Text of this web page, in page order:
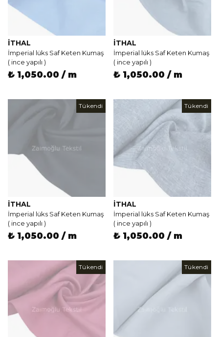
İTHAL
İmperial lüks Saf Keten Kumaş
( ince yapılı )
₺ 1,050.00 / m
İTHAL
İmperial lüks Saf Keten Kumaş
( ince yapılı )
₺ 1,050.00 / m
Tükendi
İTHAL
İmperial lüks Saf Keten Kumaş
( ince yapılı )
₺ 1,050.00 / m
Tükendi
İTHAL
İmperial lüks Saf Keten Kumaş
( ince yapılı )
₺ 1,050.00 / m
Tükendi Tükendi